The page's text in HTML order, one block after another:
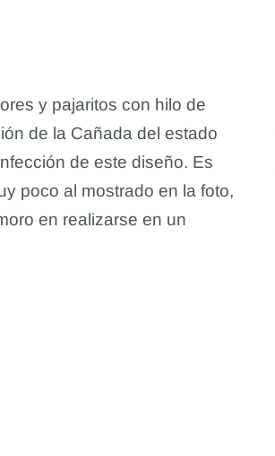
y pajaritos con hilo de
de la Cañada del estado
de este diseño. Es
poco al mostrado en la foto,
en realizarse en un